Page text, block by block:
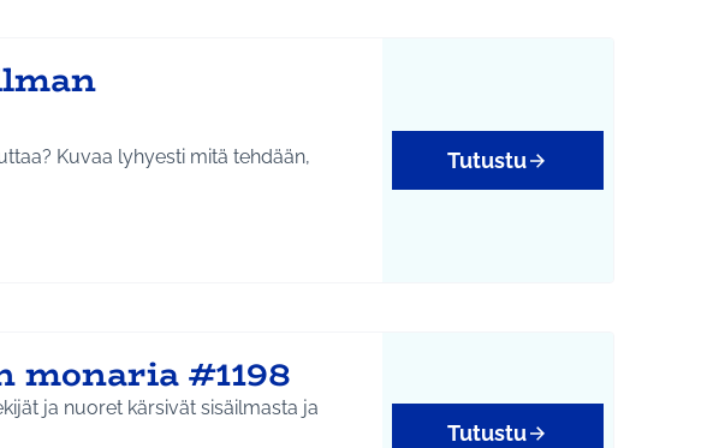
Kuvaa lyhyesti mitä tehdään,
Tutustu
monaria #1198
ja nuoret kärsivät sisäilmasta ja
Tutustu